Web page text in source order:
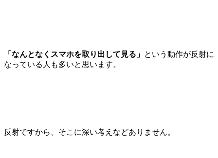
「なんとなくスマホを取り出して見る」 という動作が反射に
なっている人も多いと思います。
反射ですから、そこに深い考えなどありません。